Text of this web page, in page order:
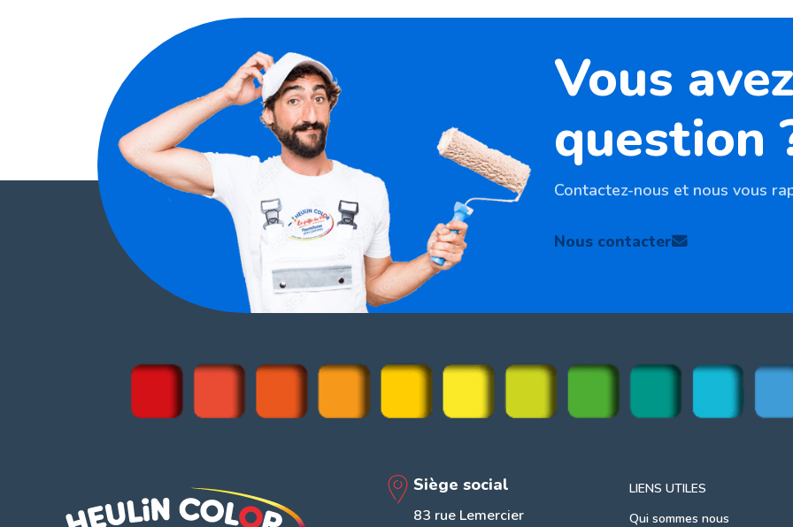
Vous
question
Contactez-nous et nous vous
Nous contacter
Siège social
83 rue Lemercier
LIENS UTILES
Qui sommes nous